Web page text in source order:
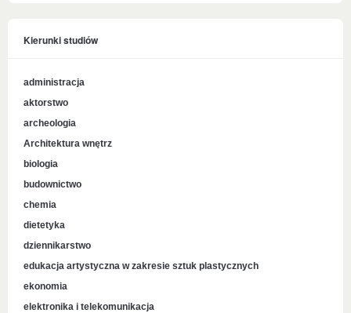
Kierunki studiów
administracja
aktorstwo
archeologia
Architektura wnętrz
biologia
budownictwo
chemia
dietetyka
dziennikarstwo
edukacja artystyczna w zakresie sztuk plastycznych
ekonomia
elektronika i telekomunikacja